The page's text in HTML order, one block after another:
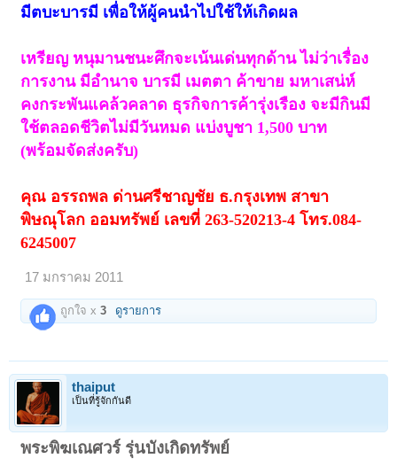
มีตบะบารมี เพื่อให้ผู้คนนำไปใช้ให้เกิดผล
เหรียญ หนุมานชนะศึกจะเน้นเด่นทุกด้าน ไม่ว่าเรื่อง
การงาน มีอำนาจ บารมี เมตตา ค้าขาย มหาเสน่ห์
คงกระพันแคล้วคลาด ธุรกิจการค้ารุ่งเรือง จะมีกินมี
ใช้ตลอดชีวิตไม่มีวันหมด แบ่งบูชา 1,500 บาท
(พร้อมจัดส่งครับ)
คุณ อรรถพล ด่านศรีชาญชัย ธ.กรุงเทพ สาขา
พิษณุโลก ออมทรัพย์ เลขที่ 263-520213-4 โทร.084-
6245007
17 มกราคม 2011
ถูกใจ x3 ดูรายการ
thaiput
เป็นที่รู้จักกันดี
พระพิฆเณศวร์ รุ่นบังเกิดทรัพย์